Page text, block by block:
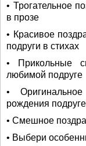
• Трогательное
в прозе
• Красивое
подруги в стихах
• Прикольные
любимой подруге
•
рождения
• Смешное
• Выбери